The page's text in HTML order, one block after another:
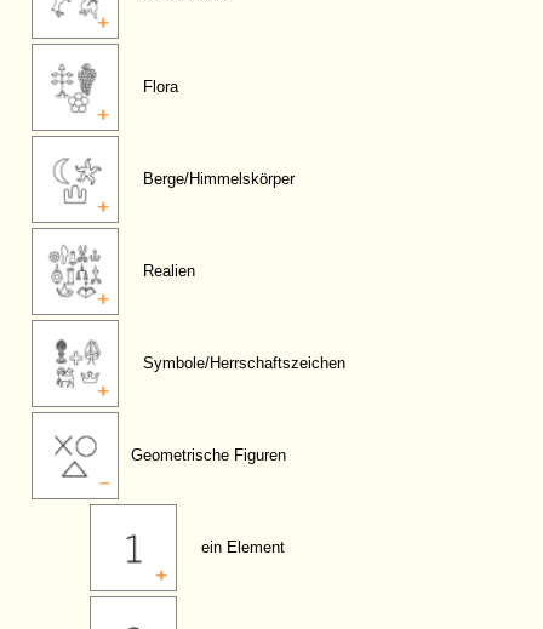
Flora
Berge/Himmelskörper
Realien
Symbole/Herrschaftszeichen
Geometrische Figuren
ein Element